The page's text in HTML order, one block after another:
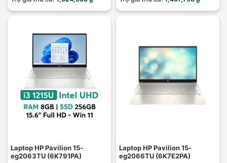
Laptop HP Pavilion 15-
eg2063TU (6K791PA)
Laptop HP Pavilion 15-
eg2066TU (6K7E2PA)